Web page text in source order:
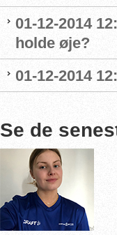
01-12-2014
holde øje?
01-12-2014
Se de